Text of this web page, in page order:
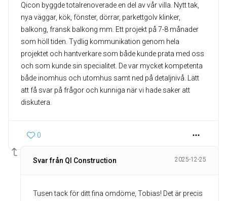
Qicon byggde totalrenoverade en del av vår villa. Nytt tak,
nya väggar, kök, fönster, dörrar, parkettgolv klinker,
balkong, fransk balkong mm. Ett projekt på 7-8 månader
som höll tiden. Tydlig kommunikation genom hela
projektet och hantverkare som både kunde prata med oss
och som kunde sin specialitet. De var mycket kompetenta
både inomhus och utomhus samt ned på detaljnivå. Lätt
att få svar på frågor och kunniga när vi hade saker att
diskutera.
0
Svar från QI Construction 2025-12-25
Tusen tack för ditt fina omdöme, Tobias! Det är precis